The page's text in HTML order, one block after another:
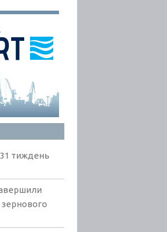
тиждень